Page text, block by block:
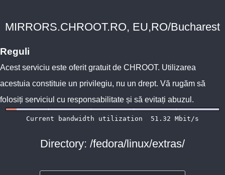
MIRRORS.CHROOT.RO, EU,RO/Bucharest
Reguli
Acest serviciu este oferit gratuit de CHROOT. Utilizarea
acestuia constituie un privilegiu, nu un drept. Vă rugăm să
folosiți serviciul cu responsabilitate și să evitați abuzul.
Directory: /fedora/linux/extras/